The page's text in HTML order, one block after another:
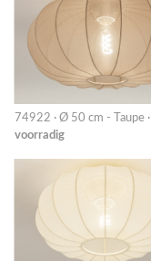
74922 · Ø 50 cm - Taupe ·
voorradig